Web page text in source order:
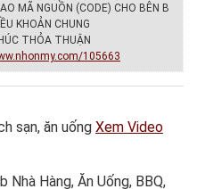
MÃ NGUỒN (CODE) CHO BÊN B
KHOẢN CHUNG
THỎA THUẬN
105663
sạn, ăn uống Xem Video
Hàng, Ăn Uống, BBQ,